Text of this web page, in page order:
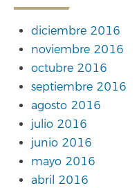
diciembre 2016
noviembre 2016
octubre 2016
septiembre 2016
agosto 2016
julio 2016
junio 2016
mayo 2016
abril 2016